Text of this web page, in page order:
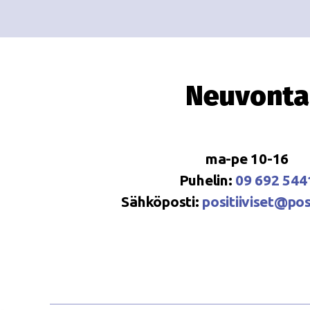
Neuvonta
ma-pe 10-16
Puhelin: 09 692
Sähköposti: